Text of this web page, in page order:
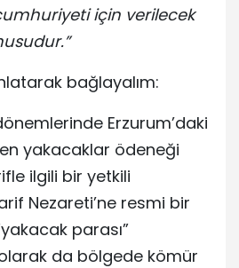
için verilecek
bağlayalım:
Erzurum’daki
yakacaklar ödeneği
ilgili bir yetkili
Nezareti’ne resmi bir
parası”
da bölgede kömür